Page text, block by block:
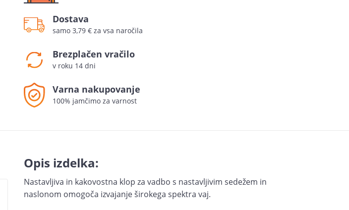
Dostava
samo 3,79 € za vsa naročila
Brezplačen vračilo
v roku 14 dni
Varna nakupovanje
100% jamčimo za varnost
Opis izdelka:
Nastavljiva in kakovostna klop za vadbo s nastavljivim sedežem in
naslonom omogoča izvajanje širokega spektra vaj.